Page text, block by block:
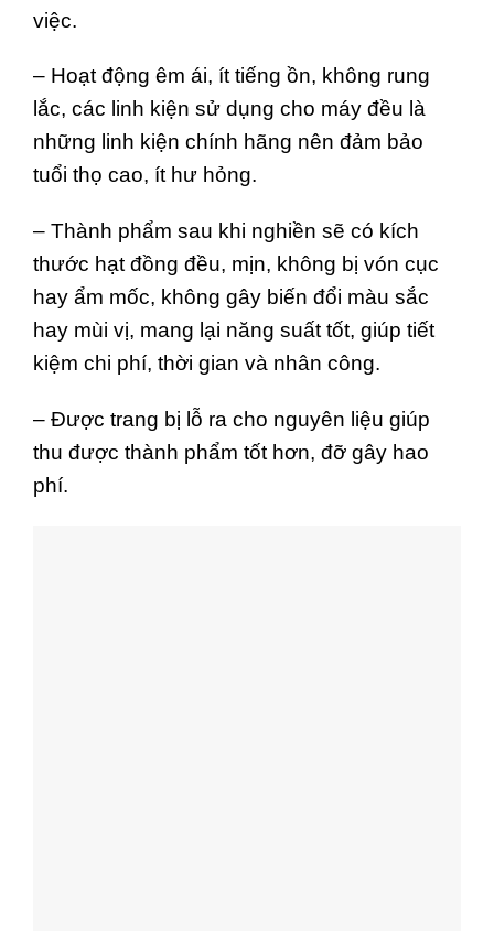
việc.
– Hoạt động êm ái, ít tiếng ồn, không rung
lắc, các linh kiện sử dụng cho máy đều là
những linh kiện chính hãng nên đảm bảo
tuổi thọ cao, ít hư hỏng.
– Thành phẩm sau khi nghiền sẽ có kích
thước hạt đồng đều, mịn, không bị vón cục
hay ẩm mốc, không gây biến đổi màu sắc
hay mùi vị, mang lại năng suất tốt, giúp tiết
kiệm chi phí, thời gian và nhân công.
– Được trang bị lỗ ra cho nguyên liệu giúp
thu được thành phẩm tốt hơn, đỡ gây hao
phí.